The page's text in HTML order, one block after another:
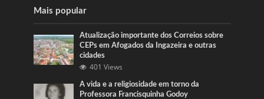
Mais popular
Atualização importante dos Correios sobre
CEPs em Afogados da Ingazeira e outras
cidades
401 Views
A vida e a religiosidade em torno da
Professora Francisquinha Godoy